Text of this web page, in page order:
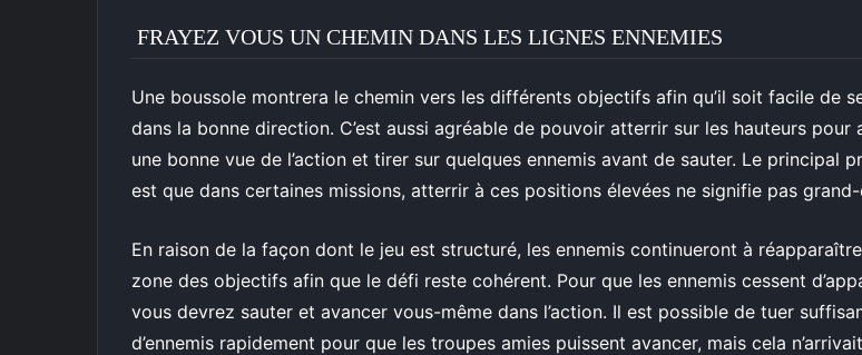
FRAYEZ VOUS UN CHEMIN DANS LES LIGNES ENNEMIES
Une boussole montrera le chemin vers les différents objectifs afin qu’il soit facile de
dans la bonne direction. C’est aussi agréable de pouvoir atterrir sur les hauteurs pour
une bonne vue de l’action et tirer sur quelques ennemis avant de sauter. Le principal
est que dans certaines missions, atterrir à ces positions élevées ne signifie pas grand-
En raison de la façon dont le jeu est structuré, les ennemis continueront à
zone des objectifs afin que le défi reste cohérent. Pour que les ennemis cessent
vous devrez sauter et avancer vous-même dans l’action. Il est possible de tuer
d’ennemis rapidement pour que les troupes amies puissent avancer, mais cela